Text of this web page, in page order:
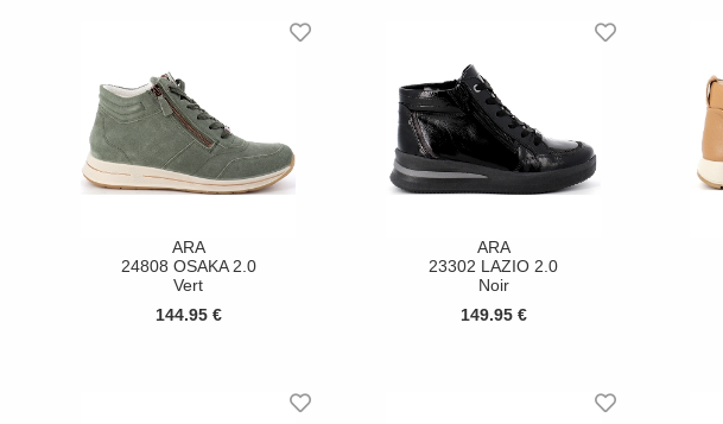
ARA
24808 OSAKA 2.0
Vert
144.95 €
ARA
23302 LAZIO 2.0
Noir
149.95 €